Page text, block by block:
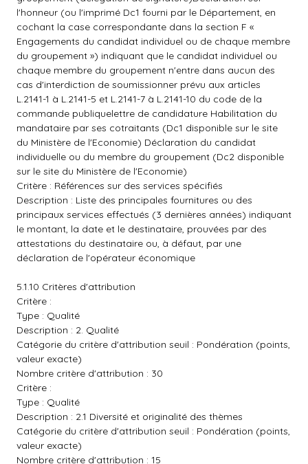
l'honneur (ou l'imprimé Dc1 fourni par le Département, en
cochant la case correspondante dans la section F «
Engagements du candidat individuel ou de chaque membre
du groupement ») indiquant que le candidat individuel ou
chaque membre du groupement n'entre dans aucun des
cas d'interdiction de soumissionner prévu aux articles
L.2141-1 à L.2141-5 et L.2141-7 à L.2141-10 du code de la
commande publiquelettre de candidature Habilitation du
mandataire par ses cotraitants (Dc1 disponible sur le site
du Ministère de l'Economie) Déclaration du candidat
individuelle ou du membre du groupement (Dc2 disponible
sur le site du Ministère de l'Economie)
Critère : Références sur des services spécifiés
Description : Liste des principales fournitures ou des
principaux services effectués (3 dernières années) indiquant
le montant, la date et le destinataire, prouvées par des
attestations du destinataire ou, à défaut, par une
déclaration de l'opérateur économique
5.1.10 Critères d'attribution
Critère :
Type : Qualité
Description : 2. Qualité
Catégorie du critère d'attribution seuil : Pondération (points,
valeur exacte)
Nombre critère d'attribution : 30
Critère :
Type : Qualité
Description : 2.1 Diversité et originalité des thèmes
Catégorie du critère d'attribution seuil : Pondération (points,
valeur exacte)
Nombre critère d'attribution : 15